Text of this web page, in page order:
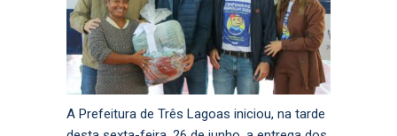
A Prefeitura de Três Lagoas iniciou, na tarde